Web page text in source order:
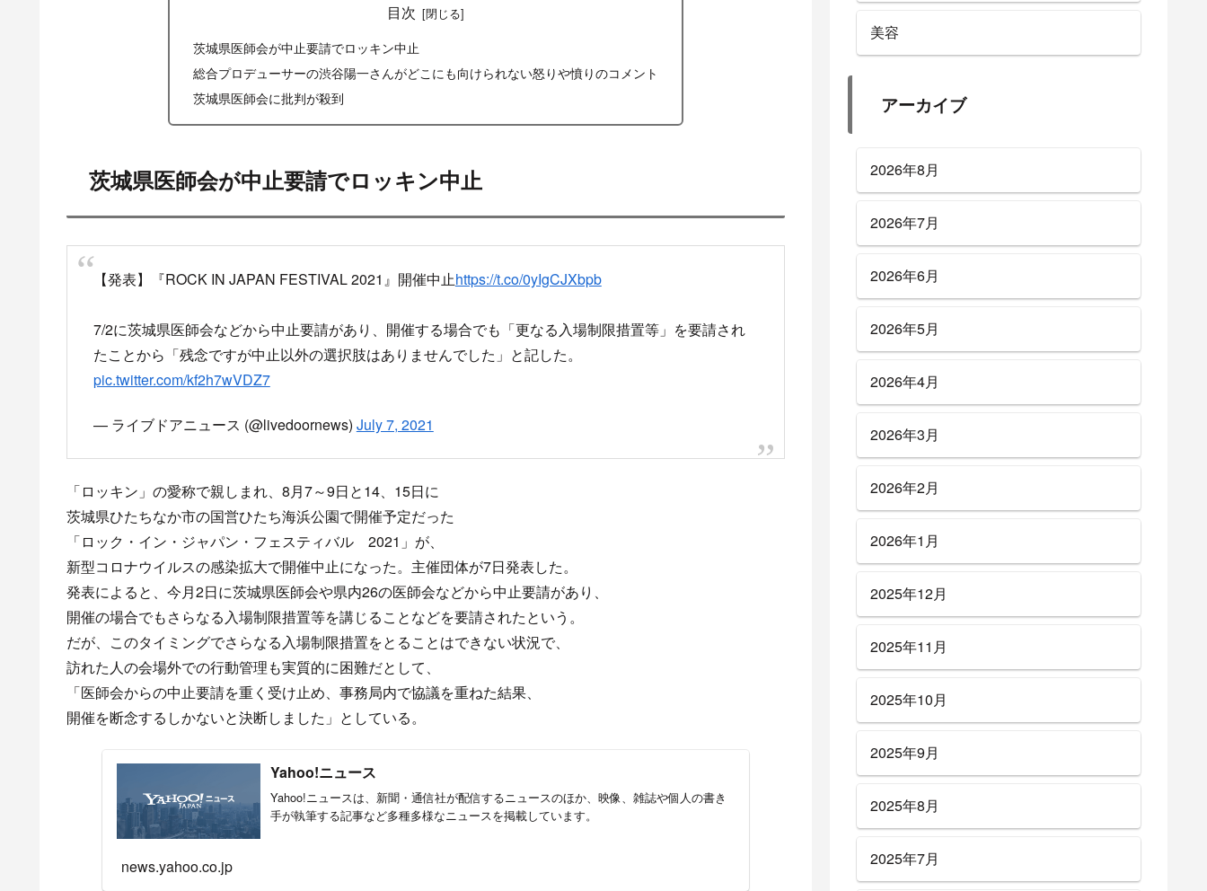
目次
茨城県医師会が中止要請でロッキン中止
総合プロデューサーの渋谷陽一さんがどこにも向けられない怒りや憤りのコメント
茨城県医師会に批判が殺到
茨城県医師会が中止要請でロッキン中止
【発表】『ROCK IN JAPAN FESTIVAL 2021』開催中止https://t.co/0yIgCJXbpb
7/2に茨城県医師会などから中止要請があり、開催する場合でも「更なる入場制限措置等」を要請され
たことから「残念ですが中止以外の選択肢はありませんでした」と記した。
pic.twitter.com/kf2h7wVDZ7
— ライブドアニュース (@livedoornews) July 7, 2021
「ロッキン」の愛称で親しまれ、8月7～9日と14、15日に
茨城県ひたちなか市の国営ひたち海浜公園で開催予定だった
「ロック・イン・ジャパン・フェスティバル 2021」が、
新型コロナウイルスの感染拡大で開催中止になった。主催団体が7日発表した。
発表によると、今月2日に茨城県医師会や県内26の医師会などから中止要請があり、
開催の場合でもさらなる入場制限措置等を講じることなどを要請されたという。
だが、このタイミングでさらなる入場制限措置をとることはできない状況で、
訪れた人の会場外での行動管理も実質的に困難だとして、
「医師会からの中止要請を重く受け止め、事務局内で協議を重ねた結果、
開催を断念するしかないと決断しました」としている。
Yahoo!ニュース
Yahoo!ニュースは、新聞・通信社が配信するニュースのほか、映像、雑誌や個人の書き
手が執筆する記事など多種多様なニュースを掲載しています。
news.yahoo.co.jp
美容
アーカイブ
2026年8月
2026年7月
2026年6月
2026年5月
2026年4月
2026年3月
2026年2月
2026年1月
2025年12月
2025年11月
2025年10月
2025年9月
2025年8月
2025年7月